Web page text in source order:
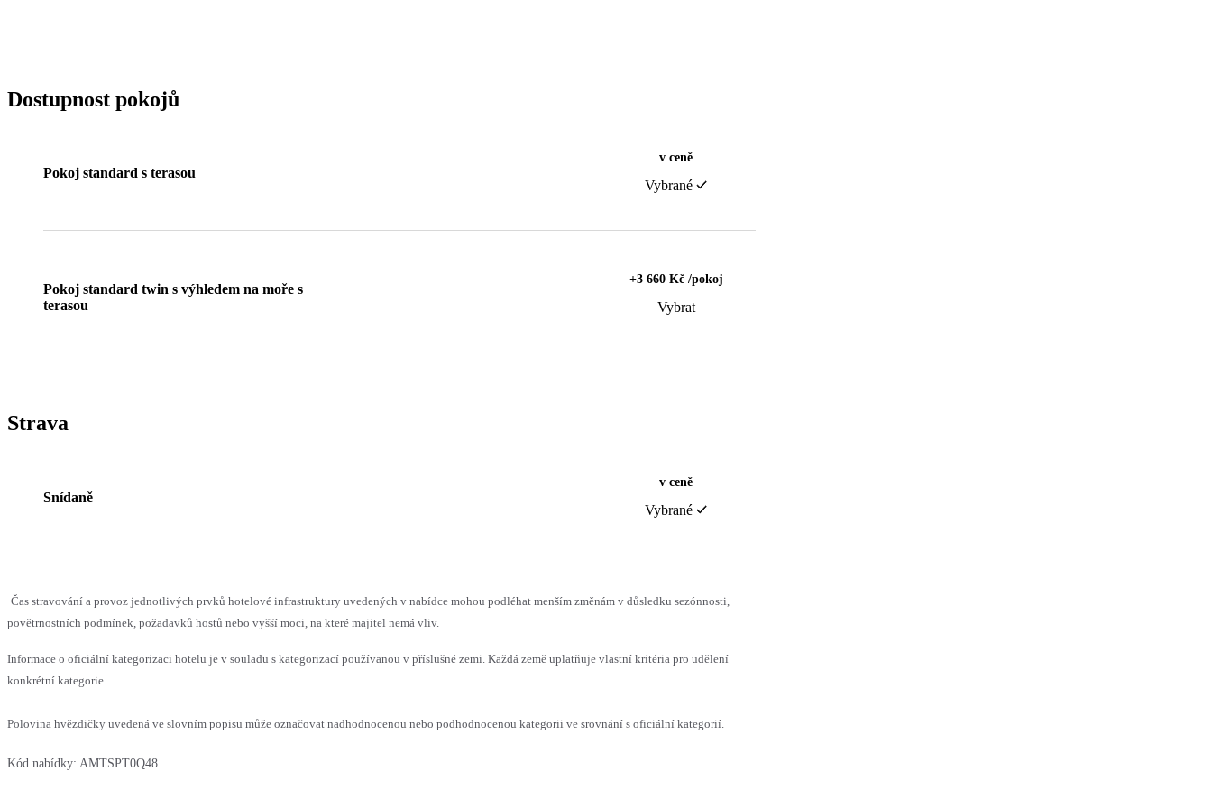
Dostupnost pokojů
Pokoj standard s terasou
v ceně
Vybrané
Pokoj standard twin s výhledem na moře s
terasou
+3 660 Kč /pokoj
Vybrat
Strava
Snídaně
v ceně
Vybrané
Čas stravování a provoz jednotlivých prvků hotelové infrastruktury uvedených v nabídce mohou podléhat menším změnám v důsledku sezónnosti,
povětrnostních podmínek, požadavků hostů nebo vyšší moci, na které majitel nemá vliv.
Informace o oficiální kategorizaci hotelu je v souladu s kategorizací používanou v příslušné zemi. Každá země uplatňuje vlastní kritéria pro udělení
konkrétní kategorie.
Polovina hvězdičky uvedená ve slovním popisu může označovat nadhodnocenou nebo podhodnocenou kategorii ve srovnání s oficiální kategorií.
Kód nabídky: AMTSPT0Q48